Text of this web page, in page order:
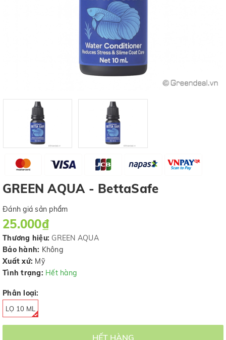
GREEN AQUA - BettaSafe
Đánh giá sản phẩm
25.000₫
Thương hiệu: GREEN AQUA
Bảo hành: Không
Xuất xứ: Mỹ
Tình trạng: Hết hàng
Phân loại:
LỌ 10 ML
HẾT HÀNG